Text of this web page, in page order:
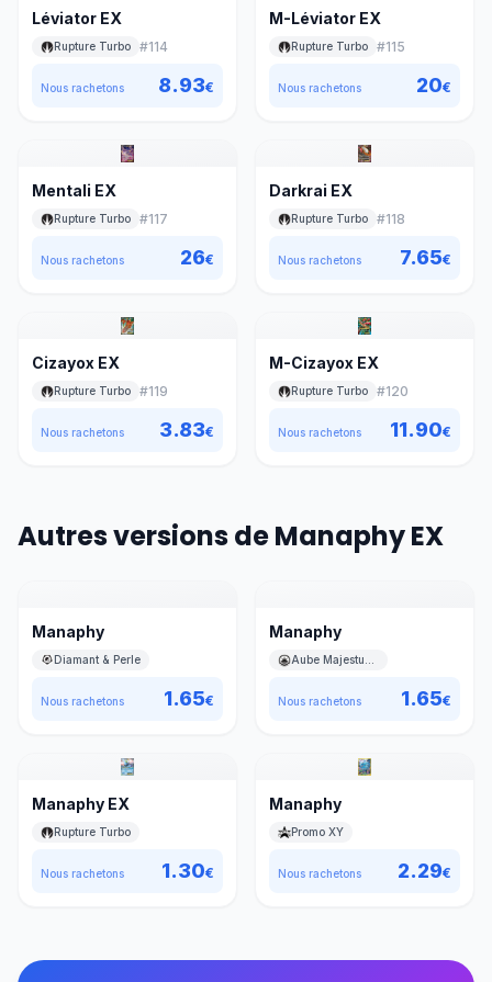
Léviator EX
Rupture Turbo #114
Nous rachetons 8.93€
M-Léviator EX
Rupture Turbo #115
Nous rachetons 20€
Mentali EX
Rupture Turbo #117
Nous rachetons 26€
Darkrai EX
Rupture Turbo #118
Nous rachetons 7.65€
Cizayox EX
Rupture Turbo #119
Nous rachetons 3.83€
M-Cizayox EX
Rupture Turbo #120
Nous rachetons 11.90€
Autres versions de Manaphy EX
Manaphy
Diamant & Perle
Nous rachetons 1.65€
Manaphy
Nous rachetons 1.65€
Manaphy EX
Rupture Turbo
Nous rachetons 1.30€
Manaphy
Promo XY
Nous rachetons 2.29€